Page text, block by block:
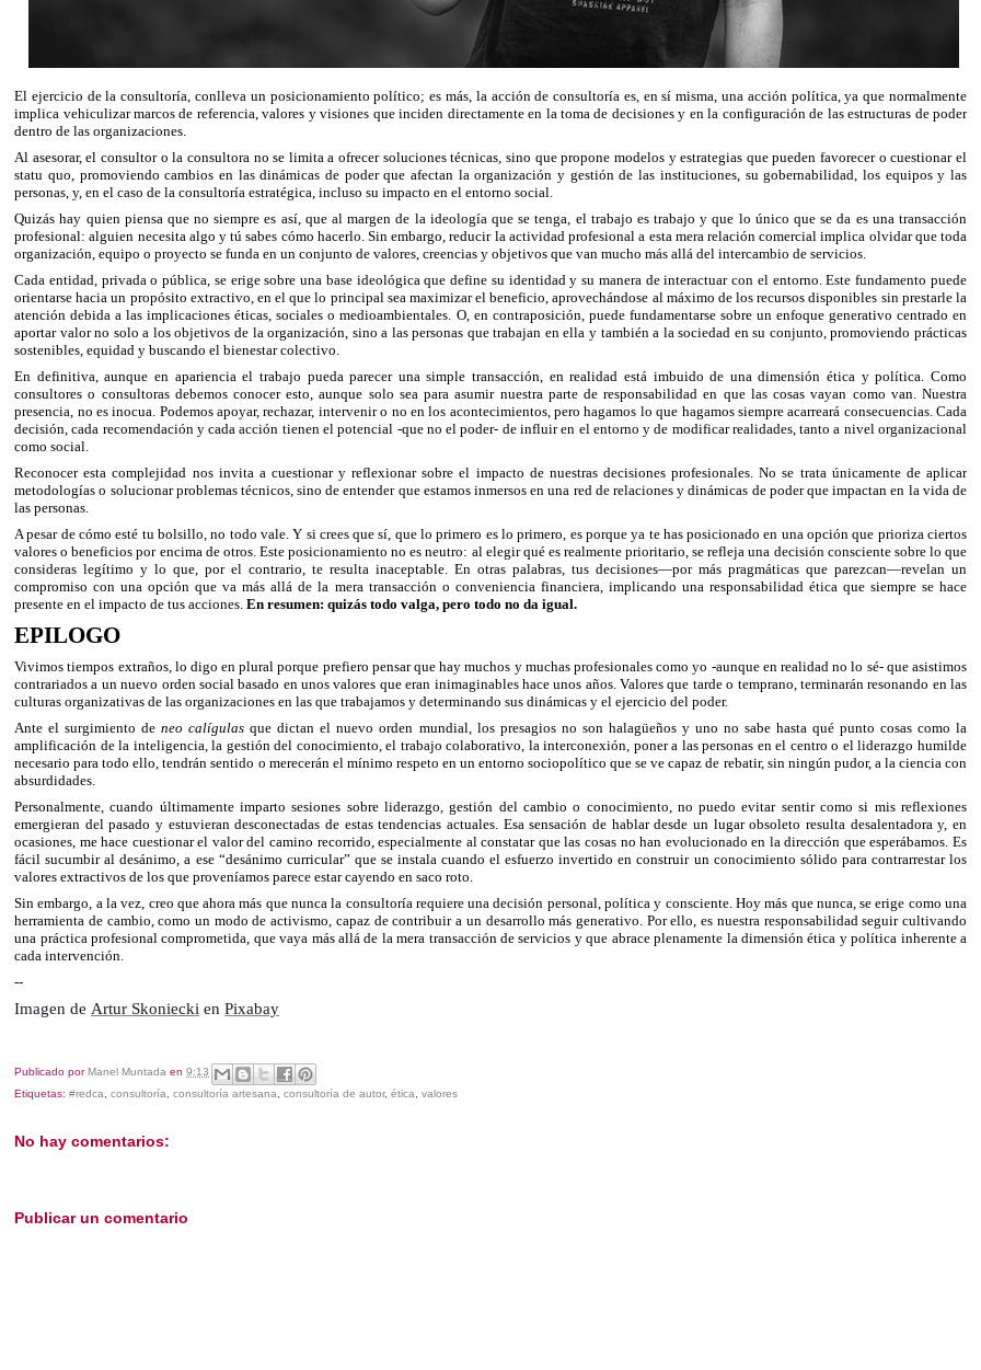
El ejercicio de la consultoría, conlleva un posicionamiento político; es más, la acción de consultoría es, en sí misma, una acción política, ya que normalmente
implica vehiculizar marcos de referencia, valores y visiones que inciden directamente en la toma de decisiones y en la configuración de las estructuras de poder
dentro de las organizaciones.
Al asesorar, el consultor o la consultora no se limita a ofrecer soluciones técnicas, sino que propone modelos y estrategias que pueden favorecer o cuestionar el
statu quo, promoviendo cambios en las dinámicas de poder que afectan la organización y gestión de las instituciones, su gobernabilidad, los equipos y las
personas, y, en el caso de la consultoría estratégica, incluso su impacto en el entorno social.
Quizás hay quien piensa que no siempre es así, que al margen de la ideología que se tenga, el trabajo es trabajo y que lo único que se da es una transacción
profesional: alguien necesita algo y tú sabes cómo hacerlo. Sin embargo, reducir la actividad profesional a esta mera relación comercial implica olvidar que toda
organización, equipo o proyecto se funda en un conjunto de valores, creencias y objetivos que van mucho más allá del intercambio de servicios.
Cada entidad, privada o pública, se erige sobre una base ideológica que define su identidad y su manera de interactuar con el entorno. Este fundamento puede
orientarse hacia un propósito extractivo, en el que lo principal sea maximizar el beneficio, aprovechándose al máximo de los recursos disponibles sin prestarle la
atención debida a las implicaciones éticas, sociales o medioambientales. O, en contraposición, puede fundamentarse sobre un enfoque generativo centrado en
aportar valor no solo a los objetivos de la organización, sino a las personas que trabajan en ella y también a la sociedad en su conjunto, promoviendo prácticas
sostenibles, equidad y buscando el bienestar colectivo.
En definitiva, aunque en apariencia el trabajo pueda parecer una simple transacción, en realidad está imbuido de una dimensión ética y política. Como
consultores o consultoras debemos conocer esto, aunque solo sea para asumir nuestra parte de responsabilidad en que las cosas vayan como van. Nuestra
presencia, no es inocua. Podemos apoyar, rechazar, intervenir o no en los acontecimientos, pero hagamos lo que hagamos siempre acarreará consecuencias. Cada
decisión, cada recomendación y cada acción tienen el potencial -que no el poder- de influir en el entorno y de modificar realidades, tanto a nivel organizacional
como social.
Reconocer esta complejidad nos invita a cuestionar y reflexionar sobre el impacto de nuestras decisiones profesionales. No se trata únicamente de aplicar
metodologías o solucionar problemas técnicos, sino de entender que estamos inmersos en una red de relaciones y dinámicas de poder que impactan en la vida de
las personas.
A pesar de cómo esté tu bolsillo, no todo vale. Y si crees que sí, que lo primero es lo primero, es porque ya te has posicionado en una opción que prioriza ciertos
valores o beneficios por encima de otros. Este posicionamiento no es neutro: al elegir qué es realmente prioritario, se refleja una decisión consciente sobre lo que
consideras legítimo y lo que, por el contrario, te resulta inaceptable. En otras palabras, tus decisiones—por más pragmáticas que parezcan—revelan un
compromiso con una opción que va más allá de la mera transacción o conveniencia financiera, implicando una responsabilidad ética que siempre se hace
presente en el impacto de tus acciones.En resumen: quizás todo valga, pero todo no da igual.
EPILOGO
Vivimos tiempos extraños, lo digo en plural porque prefiero pensar que hay muchos y muchas profesionales como yo -aunque en realidad no lo sé- que asistimos
contrariados a un nuevo orden social basado en unos valores que eran inimaginables hace unos años. Valores que tarde o temprano, terminarán resonando en las
culturas organizativas de las organizaciones en las que trabajamos y determinando sus dinámicas y el ejercicio del poder.
Ante el surgimiento deneo calígulas que dictan el nuevo orden mundial, los presagios no son halagüeños y uno no sabe hasta qué punto cosas como la
amplificación de la inteligencia, la gestión del conocimiento, el trabajo colaborativo, la interconexión, poner a las personas en el centro o el liderazgo humilde
necesario para todo ello, tendrán sentido o merecerán el mínimo respeto en un entorno sociopolítico que se ve capaz de rebatir, sin ningún pudor, a la ciencia con
absurdidades.
Personalmente, cuando últimamente imparto sesiones sobre liderazgo, gestión del cambio o conocimiento, no puedo evitar sentir como si mis reflexiones
emergieran del pasado y estuvieran desconectadas de estas tendencias actuales. Esa sensación de hablar desde un lugar obsoleto resulta desalentadora y, en
ocasiones, me hace cuestionar el valor del camino recorrido, especialmente al constatar que las cosas no han evolucionado en la dirección que esperábamos. Es
fácil sucumbir al desánimo, a ese “desánimo curricular” que se instala cuando el esfuerzo invertido en construir un conocimiento sólido para contrarrestar los
valores extractivos de los que proveníamos parece estar cayendo en saco roto.
Sin embargo, a la vez, creo que ahora más que nunca la consultoría requiere una decisión personal, política y consciente. Hoy más que nunca, se erige como una
herramienta de cambio, como un modo de activismo, capaz de contribuir a un desarrollo más generativo. Por ello, es nuestra responsabilidad seguir cultivando
una práctica profesional comprometida, que vaya más allá de la mera transacción de servicios y que abrace plenamente la dimensión ética y política inherente a
cada intervención.
--
Imagen de Artur Skoniecki enPixabay
Publicado por Manel Muntada en9:13
Etiquetas:#redca ,consultoría ,consultoría artesana ,consultoría de autor,ética ,valores
No hay comentarios:
Publicar un comentario